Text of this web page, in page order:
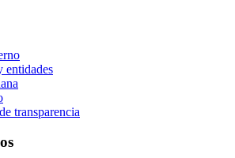
entidades
transparencia